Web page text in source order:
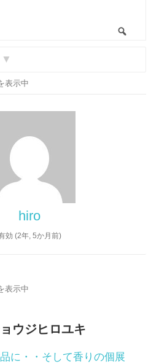
表示中
hiro
効 (2年, 5か月前)
表示中
ウジヒロユキ
に・・そして香りの個展